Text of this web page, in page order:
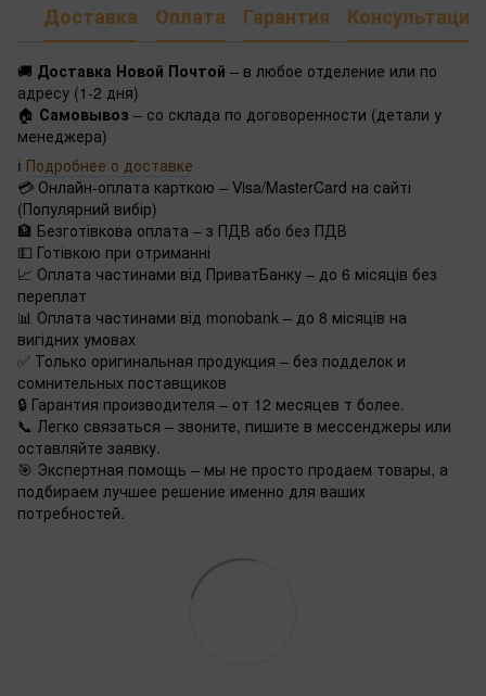
Доставка Оплата Гарантия Консультация
🚚 Доставка Новой Почтой – в любое отделение или по
адресу (1-2 дня)
🏠 Самовывоз – со склада по договоренности (детали у
менеджера)
ℹ️ Подробнее о доставке
💳 Онлайн-оплата карткою – Visa/MasterCard на сайті
(Популярний вибір)
🏦 Безготівкова оплата – з ПДВ або без ПДВ
💵 Готівкою при отриманні
📈 Оплата частинами від ПриватБанку – до 6 місяців без
переплат
📊 Оплата частинами від monobank – до 8 місяців на
вигідних умовах
✅ Только оригинальная продукция – без подделок и
сомнительных поставщиков
🔒 Гарантия производителя – от 12 месяцев т более.
📞 Легко связаться – звоните, пишите в мессенджеры или
оставляйте заявку.
🎯 Экспертная помощь – мы не просто продаем товары, а
подбираем лучшее решение именно для ваших
потребностей.